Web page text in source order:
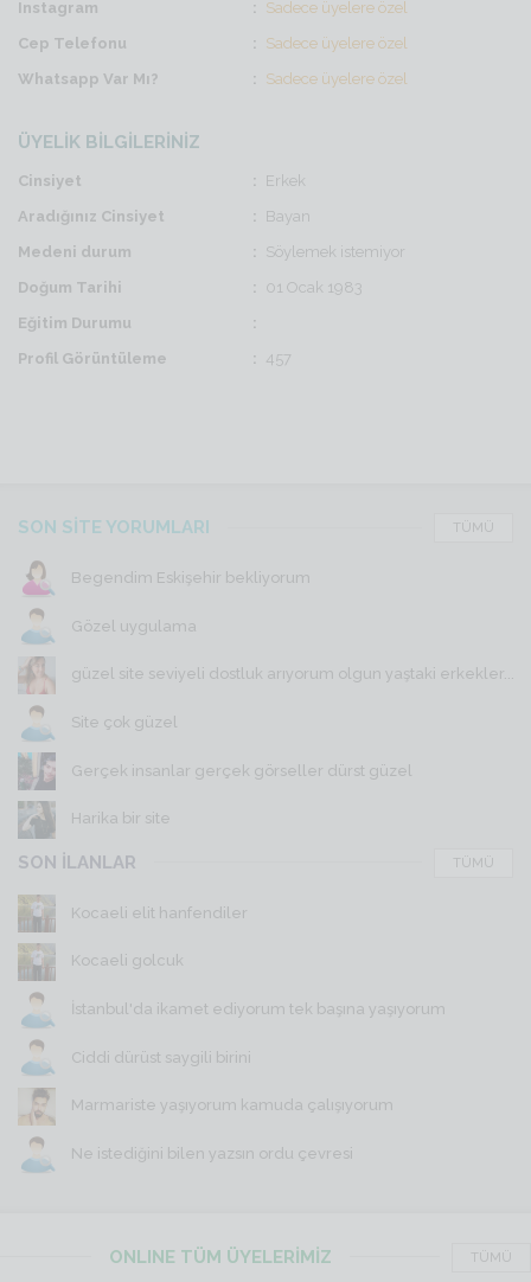
Instagram
Sadece üyelere özel
Cep Telefonu
Sadece üyelere özel
Whatsapp Var Mı?
Sadece üyelere özel
ÜYELİK BİLGİLERİNİZ
Cinsiyet
Erkek
Aradığınız Cinsiyet
Bayan
Medeni durum
Söylemek istemiyor
Doğum Tarihi
01 Ocak 1983
Eğitim Durumu
Profil Görüntüleme
457
SON SİTE YORUMLARI TÜMÜ
Begendim Eskişehir bekliyorum
Gözel uygulama
güzel site seviyeli dostluk arıyorum olgun yaştaki erkekler...
Site çok güzel
Gerçek insanlar gerçek görseller dürst güzel
Harika bir site
SON İLANLAR TÜMÜ
Kocaeli elit hanfendiler
Kocaeli golcuk
İstanbul'da ikamet ediyorum tek başına yaşıyorum
Ciddi dürüst saygili birini
Marmariste yaşıyorum kamuda çalışıyorum
Ne istediğini bilen yazsın ordu çevresi
ONLINE TÜM ÜYELERİMİZ TÜMÜ